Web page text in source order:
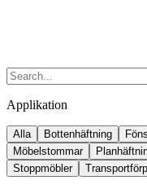
Applikation
Alla Bottenhäftning
Möbelstommar
Stoppmöbler